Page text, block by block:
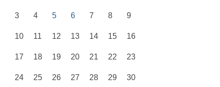
3 4 5 6 7 8 9
10 11 12 13 14 15 16
17 18 19 20 21 22 23
24 25 26 27 28 29 30